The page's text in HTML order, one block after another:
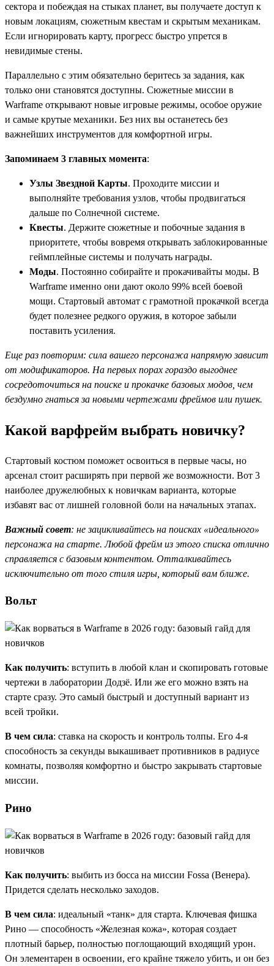
сектора и побеждая на стыках планет, вы получаете доступ к
новым локациям, сюжетным квестам и скрытым механикам.
Если игнорировать карту, прогресс быстро упрется в
невидимые стены.
Параллельно с этим обязательно беритесь за задания, как
только они становятся доступны. Сюжетные миссии в
Warframe открывают новые игровые режимы, особое оружие
и самые крутые механики. Без них вы останетесь без
важнейших инструментов для комфортной игры.
Запоминаем 3 главных момента:
Узлы Звездной Карты. Проходите миссии и
выполняйте требования узлов, чтобы продвигаться
дальше по Солнечной системе.
Квесты. Держите сюжетные и побочные задания в
приоритете, чтобы вовремя открывать заблокированные
геймплейные системы и получать награды.
Моды. Постоянно собирайте и прокачивайты моды. В
Warframe именно они дают около 99% всей боевой
мощи. Стартовый автомат с грамотной прокачкой всегда
будет полезнее редкого оружия, в которое забыли
поставить усиления.
Еще раз повторим: сила вашего персонажа напрямую зависит
от модификаторов. На первых порах гораздо выгоднее
сосредоточиться на поиске и прокачке базовых модов, чем
бездумно гнаться за новыми чертежами фреймов или пушек.
Какой варфрейм выбрать новичку?
Стартовый костюм поможет освоиться в первые часы, но
арсенал стоит расширять при первой же возможности. Вот 3
наиболее дружелюбных к новичкам варианта, которые
избавят вас от лишней головной боли на начальных этапах.
Важный совет: не зацикливайтесь на поисках «идеального»
персонажа на старте. Любой фрейм из этого списка отлично
справляется с базовым контентом. Отталкивайтесь
исключительно от того стиля игры, который вам ближе.
Вольт
Как получить: вступить в любой клан и скопировать готовые
чертежи в лаборатории Додзё. Или же его можно взять на
старте сразу. Это самый быстрый и доступный вариант из
всей тройки.
В чем сила: ставка на скорость и контроль толпы. Его 4-я
способность за секунды выкашивает противников в радиусе
комнаты, позволяя комфортно и быстро закрывать стартовые
миссии.
Рино
Как получить: выбить из босса на миссии Fossa (Венера).
Придется сделать несколько заходов.
В чем сила: идеальный «танк» для старта. Ключевая фишка
Рино — способность «Железная кожа», которая создает
плотный барьер, полностью поглощающий входящий урон.
Он элементарен в освоении, его крайне тяжело убить, и он без